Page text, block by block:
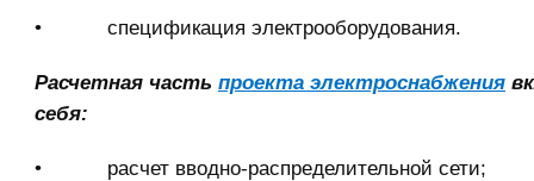
• спецификация электрооборудования.
Расчетная часть проекта электроснабжения
себя:
• расчет вводно-распределительной сети;